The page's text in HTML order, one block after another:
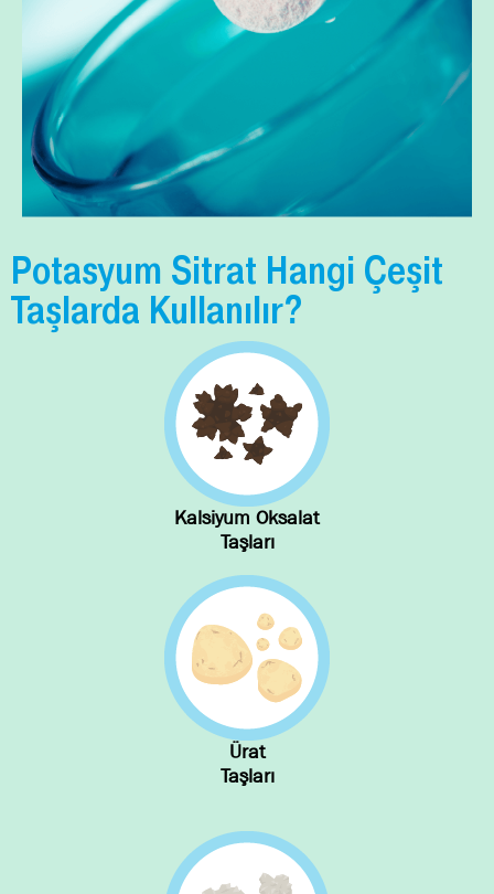
Potasyum Sitrat Hangi Çeşit
Taşlarda Kullanılır?
Kalsiyum Oksalat
Taşları
Ürat
Taşları